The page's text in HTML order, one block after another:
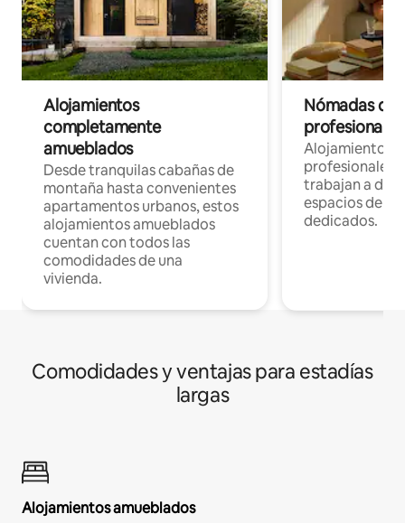
Alojamientos
completamente
amueblados
Desde tranquilas cabañas de
montaña hasta convenientes
apartamentos urbanos, estos
alojamientos amueblados
cuentan con todos las
comodidades de una
vivienda.
Nómadas
Alojamientos
profesionales
trabajan a
espacios de
dedicados.
Comodidades y ventajas para estadías
largas
Alojamientos amueblados